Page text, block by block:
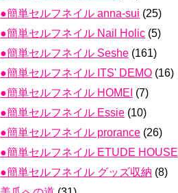
●簡単セルフネイル anna-sui (25)
●簡単セルフネイル Nail Holic (5)
●簡単セルフネイル Seshe (161)
●簡単セルフネイル ITS' DEMO (16)
●簡単セルフネイル HOMEI (7)
●簡単セルフネイル Essie (10)
●簡単セルフネイル prorance (26)
●簡単セルフネイル ETUDE HOUSE
●簡単セルフネイル グッズ収納 (8)